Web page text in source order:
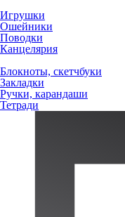
Игрушки
Ошейники
Поводки
Канцелярия
Блокноты, скетчбуки
Закладки
Ручки, карандаши
Тетради